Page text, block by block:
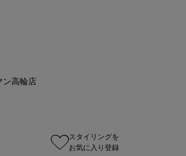
ン高輪店
スタイリングを
お気に入り登録